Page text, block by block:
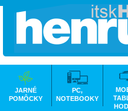
JARNÉ
POMÔCKY
PC,
NOTEBOOKY